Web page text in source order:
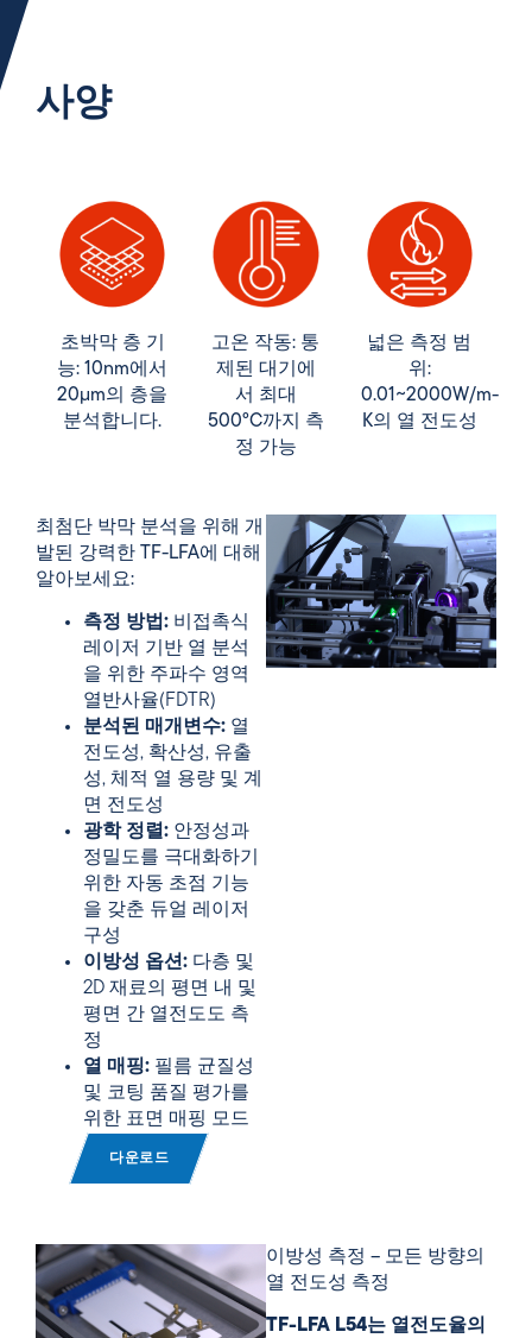
사양
초박막 층 기
능: 10nm에서
20µm의 층을
분석합니다.
고온 작동: 통
제된 대기에
서 최대
500°C까지 측
정 가능
넓은 측정 범
위:
0.01~2000W/m-
K의 열 전도성
최첨단 박막 분석을 위해 개
발된 강력한 TF-LFA에 대해
알아보세요:
측정 방법: 비접촉식
레이저 기반 열 분석
을 위한 주파수 영역
열반사율(FDTR)
분석된 매개변수: 열
전도성, 확산성, 유출
성, 체적 열 용량 및 계
면 전도성
광학 정렬: 안정성과
정밀도를 극대화하기
위한 자동 초점 기능
을 갖춘 듀얼 레이저
구성
이방성 옵션: 다층 및
2D 재료의 평면 내 및
평면 간 열전도도 측
정
열 매핑: 필름 균질성
및 코팅 품질 평가를
위한 표면 매핑 모드
다운로드
이방성 측정 – 모든 방향의
열 전도성 측정
TF-LFA L54는 열전도율의